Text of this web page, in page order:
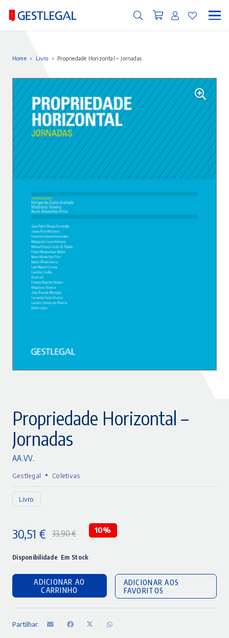
Home › Livro › Propriedade Horizontal – Jornadas
Propriedade Horizontal –
Jornadas
AA.VV.
Gestlegal • Coletivas
Livro
33,90€
preço
original
era:
33,90 €.
30,51 €
preço
atual
é:
30,51 €.
10%
Disponibilidade Em Stock
ADICIONAR AO
CARRINHO
ADICIONAR AOS
FAVORITOS
Partilhar: